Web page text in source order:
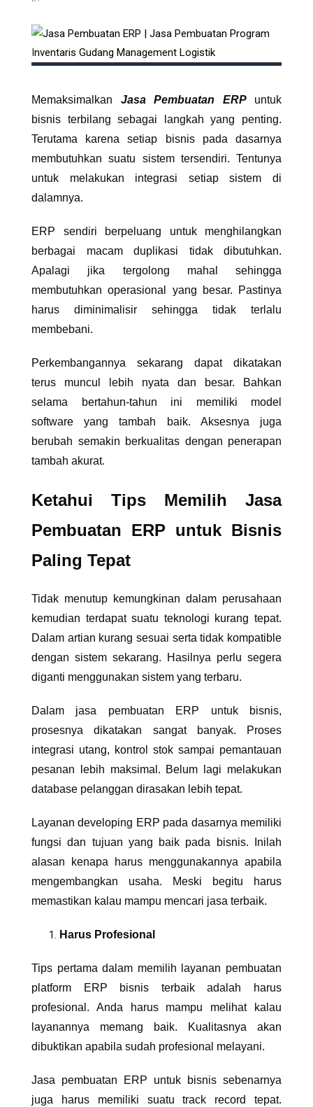
Memaksimalkan Jasa Pembuatan ERPuntuk
bisnis terbilang sebagai langkah yang penting.
Terutama karena setiap bisnis pada dasarnya
membutuhkan suatu sistem tersendiri. Tentunya
untuk melakukan integrasi setiap sistem di
dalamnya.
ERP sendiri berpeluang untuk menghilangkan
berbagai macam duplikasi tidak dibutuhkan.
Apalagi jika tergolong mahal sehingga
membutuhkan operasional yang besar. Pastinya
harus diminimalisir sehingga tidak terlalu
membebani.
Perkembangannya sekarang dapat dikatakan
terus muncul lebih nyata dan besar. Bahkan
selama bertahun-tahun ini memiliki model
software yang tambah baik. Aksesnya juga
berubah semakin berkualitas dengan penerapan
tambah akurat.
Ketahui Tips Memilih Jasa
Pembuatan ERP untuk Bisnis
Paling Tepat
Tidak menutup kemungkinan dalam perusahaan
kemudian terdapat suatu teknologi kurang tepat.
Dalam artian kurang sesuai serta tidak kompatible
dengan sistem sekarang. Hasilnya perlu segera
diganti menggunakan sistem yang terbaru.
Dalam jasa pembuatan ERP untuk bisnis,
prosesnya dikatakan sangat banyak. Proses
integrasi utang, kontrol stok sampai pemantauan
pesanan lebih maksimal. Belum lagi melakukan
database pelanggan dirasakan lebih tepat.
Layanan developing ERP pada dasarnya memiliki
fungsi dan tujuan yang baik pada bisnis. Inilah
alasan kenapa harus menggunakannya apabila
mengembangkan usaha. Meski begitu harus
memastikan kalau mampu mencari jasa terbaik.
Harus Profesional
Tips pertama dalam memilih layanan pembuatan
platform ERP bisnis terbaik adalah harus
profesional. Anda harus mampu melihat kalau
layanannya memang baik. Kualitasnya akan
dibuktikan apabila sudah profesional melayani.
Jasa pembuatan ERP untuk bisnis sebenarnya
juga harus memiliki suatu track record tepat.